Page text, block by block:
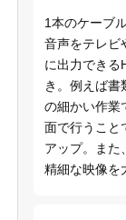
1本のケーブ
音声をテレビ
に出力できる
き。例えば書
の細かい作業
面で行うこと
アップ。また
精細な映像を